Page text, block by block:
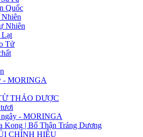
Quốc
Nhiên
Tử
- MORINGA
THẢO DƯỢC
ngây - MORINGA
Kong | Bổ Thận Tráng Dương
CHÍNH HIỆU